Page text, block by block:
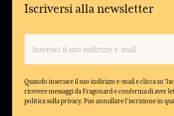
Iscriversi alla newsletter
Quando inserisce il suo indirizzo e-mail e clicca su
ricevere messaggi da Fragonard e conferma di aver
politica sulla privacy. Puo annullare l'iscrizione in